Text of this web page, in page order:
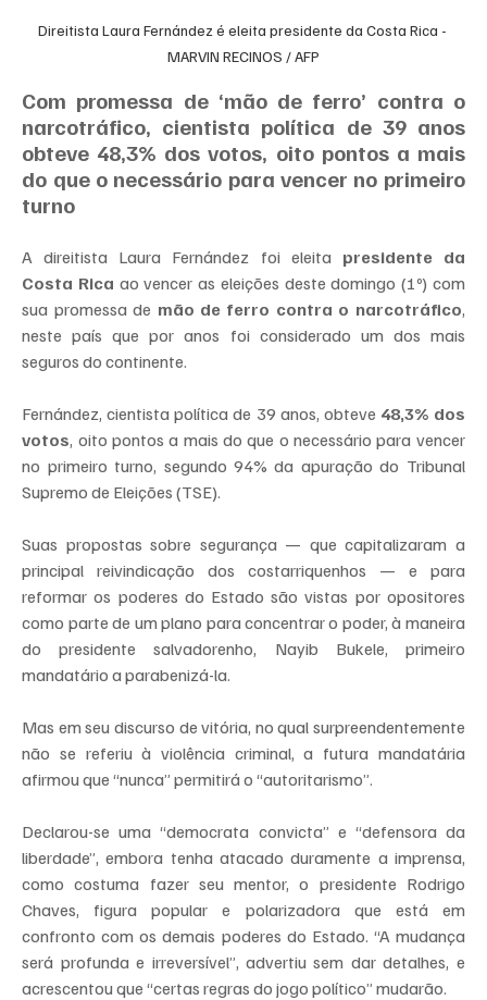
Direitista Laura Fernández é eleita presidente da Costa Rica -
MARVIN RECINOS / AFP
Com promessa de ‘mão de ferro’ contra o
narcotráfico, cientista política de 39 anos
obteve 48,3% dos votos, oito pontos a mais
do que o necessário para vencer no primeiro
turno
A direitista Laura Fernández foi eleita presidente da
Costa Rica ao vencer as eleições deste domingo (1º) com
sua promessa de mão de ferro contra o narcotráfico,
neste país que por anos foi considerado um dos mais
seguros do continente.
Fernández, cientista política de 39 anos, obteve 48,3% dos
votos, oito pontos a mais do que o necessário para vencer
no primeiro turno, segundo 94% da apuração do Tribunal
Supremo de Eleições (TSE).
Suas propostas sobre segurança — que capitalizaram a
principal reivindicação dos costarriquenhos — e para
reformar os poderes do Estado são vistas por opositores
como parte de um plano para concentrar o poder, à maneira
do presidente salvadorenho, Nayib Bukele, primeiro
mandatário a parabenizá-la.
Mas em seu discurso de vitória, no qual surpreendentemente
não se referiu à violência criminal, a futura mandatária
afirmou que “nunca” permitirá o “autoritarismo”.
Declarou-se uma “democrata convicta” e “defensora da
liberdade”, embora tenha atacado duramente a imprensa,
como costuma fazer seu mentor, o presidente Rodrigo
Chaves, figura popular e polarizadora que está em
confronto com os demais poderes do Estado. “A mudança
será profunda e irreversível”, advertiu sem dar detalhes, e
acrescentou que “certas regras do jogo político” mudarão.